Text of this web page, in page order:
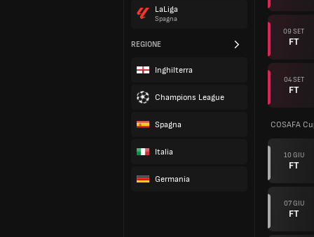
LaLiga
Spagna
REGIONE
Inghilterra
Champions League
Spagna
Italia
Germania
09 SET
FT
04 SET
FT
COSAFA
10 GIU
FT
07 GIU
FT